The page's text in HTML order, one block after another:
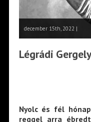
december 15th, 2022 |
Légrádi
Nyolc és fél
reggel arra